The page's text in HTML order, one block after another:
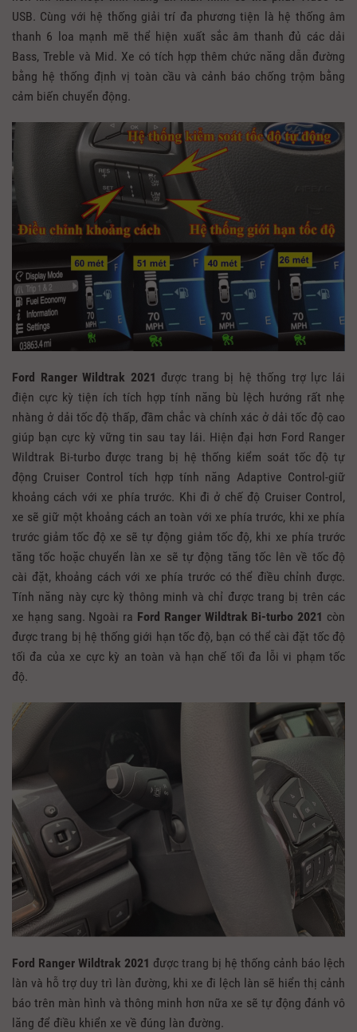
USB. Cùng với hệ thống giải trí đa phương tiện là hệ thống âm
thanh 6 loa mạnh mẽ thể hiện xuất sắc âm thanh đủ các dải
Bass, Treble và Mid. Xe có tích hợp thêm chức năng dẫn đường
bằng hệ thống định vị toàn cầu và cảnh báo chống trộm bằng
cảm biến chuyển động.
Ford Ranger Wildtrak 2021 được trang bị hệ thống trợ lực lái
điện cực kỳ tiện ích tích hợp tính năng bù lệch hướng rất nhẹ
nhàng ở dải tốc độ thấp, đầm chắc và chính xác ở dải tốc độ cao
giúp bạn cực kỳ vững tin sau tay lái. Hiện đại hơn Ford Ranger
Wildtrak Bi-turbo được trang bị hệ thống kiểm soát tốc độ tự
động Cruiser Control tích hợp tính năng Adaptive Control-giữ
khoảng cách với xe phía trước. Khi đi ở chế độ Cruiser Control,
xe sẽ giữ một khoảng cách an toàn với xe phía trước, khi xe phía
trước giảm tốc độ xe sẽ tự động giảm tốc độ, khi xe phía trước
tăng tốc hoặc chuyển làn xe sẽ tự động tăng tốc lên về tốc độ
cài đặt, khoảng cách với xe phía trước có thể điều chỉnh được.
Tính năng này cực kỳ thông minh và chỉ được trang bị trên các
xe hạng sang. Ngoài ra Ford Ranger Wildtrak Bi-turbo 2021 còn
được trang bị hệ thống giới hạn tốc độ, bạn có thể cài đặt tốc độ
tối đa của xe cực kỳ an toàn và hạn chế tối đa lỗi vi phạm tốc
độ.
Ford Ranger Wildtrak 2021 được trang bị hệ thống cảnh báo lệch
làn và hỗ trợ duy trì làn đường, khi xe đi lệch làn sẽ hiển thị cảnh
báo trên màn hình và thông minh hơn nữa xe sẽ tự động đánh vô
lăng để điều khiển xe về đúng làn đường.